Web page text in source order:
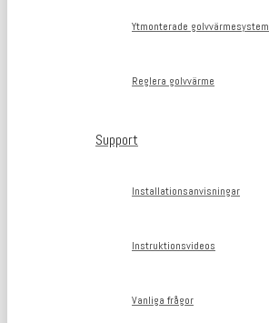
Ytmonterade golvvärmesystem
Reglera golvvärme
Support
Installationsanvisningar
Instruktionsvideos
Vanliga frågor